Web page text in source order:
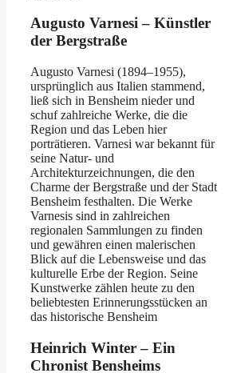
Augusto Varnesi – Künstler
der Bergstraße
Augusto Varnesi (1894–1955),
ursprünglich aus Italien stammend,
ließ sich in Bensheim nieder und
schuf zahlreiche Werke, die die
Region und das Leben hier
porträtieren. Varnesi war bekannt für
seine Natur- und
Architekturzeichnungen, die den
Charme der Bergstraße und der Stadt
Bensheim festhalten. Die Werke
Varnesis sind in zahlreichen
regionalen Sammlungen zu finden
und gewähren einen malerischen
Blick auf die Lebensweise und das
kulturelle Erbe der Region. Seine
Kunstwerke zählen heute zu den
beliebtesten Erinnerungsstücken an
das historische Bensheim​
Heinrich Winter – Ein
Chronist Bensheims